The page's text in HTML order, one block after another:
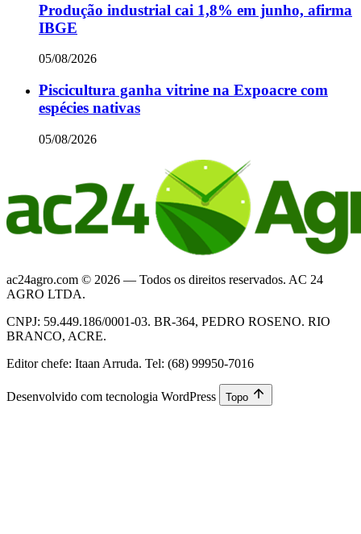
Produção industrial cai 1,8% em junho, afirma
IBGE
05/08/2026
Piscicultura ganha vitrine na Expoacre com
espécies nativas
05/08/2026
ac24agro.com © 2026 — Todos os direitos reservados. AC 24
AGRO LTDA.
CNPJ: 59.449.186/0001-03. BR-364, PEDRO ROSENO. RIO
BRANCO, ACRE.
Editor chefe: Itaan Arruda. Tel: (68) 99950-7016
Desenvolvido com tecnologia WordPress Topo